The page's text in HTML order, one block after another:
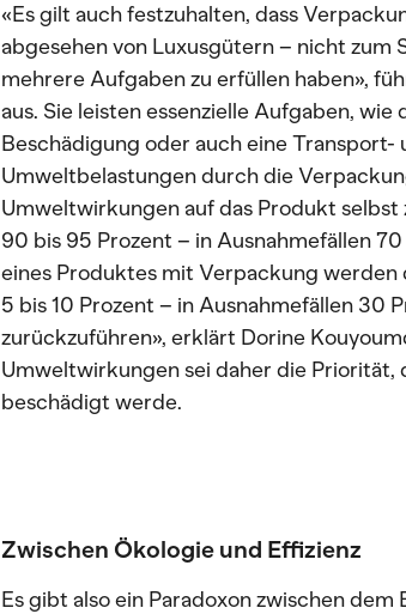
«Es gilt auch festzuhalten, dass
abgesehen von Luxusgütern – nicht
mehrere Aufgaben zu erfüllen haben»,
aus. Sie leisten essenzielle Aufgaben,
Beschädigung oder auch eine
Umweltbelastungen durch die
Umweltwirkungen auf das Produkt selbst
90 bis 95 Prozent – in Ausnahmefällen
eines Produktes mit Verpackung
5 bis 10 Prozent – in Ausnahmefällen 30
zurückzuführen», erklärt Dorine
Umweltwirkungen sei daher die
beschädigt werde.
Zwischen Ökologie und Effizienz
Es gibt also ein Paradoxon zwischen